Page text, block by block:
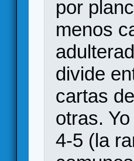
por
menos
divide
cartas
otras.
4-5 (la